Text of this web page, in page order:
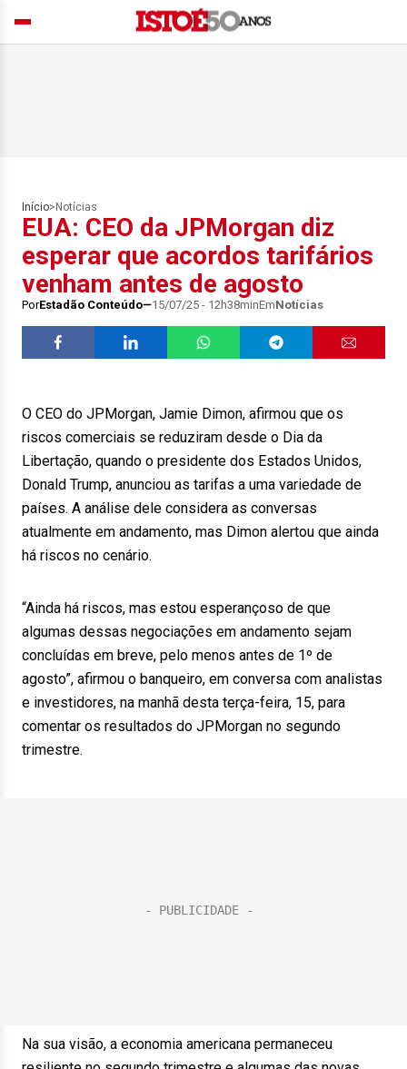
Início> Notícias
EUA: CEO da JPMorgan diz
esperar que acordos tarifários
venham antes de agosto
PorEstadão Conteúdo 15/07/25 - 12h38minEmNotícias
O CEO do JPMorgan, Jamie Dimon, afirmou que os
riscos comerciais se reduziram desde o Dia da
Libertação, quando o presidente dos Estados Unidos,
Donald Trump, anunciou as tarifas a uma variedade de
países. A análise dele considera as conversas
atualmente em andamento, mas Dimon alertou que ainda
há riscos no cenário.
“Ainda há riscos, mas estou esperançoso de que
algumas dessas negociações em andamento sejam
concluídas em breve, pelo menos antes de 1º de
agosto”, afirmou o banqueiro, em conversa com analistas
e investidores, na manhã desta terça-feira, 15, para
comentar os resultados do JPMorgan no segundo
trimestre.
Na sua visão, a economia americana permaneceu